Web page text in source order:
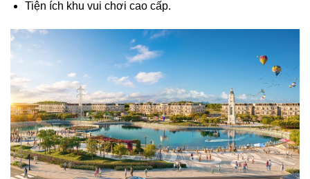
Tiện ích khu vui chơi cao cấp.